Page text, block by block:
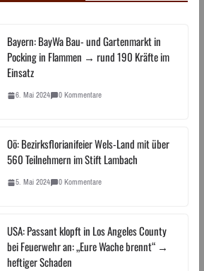
Bayern: BayWa Bau- und Gartenmarkt in
Pocking in Flammen → rund 190 Kräfte im
Einsatz
6. Mai 2024 0 Kommentare
Oö: Bezirksflorianifeier Wels-Land mit über
560 Teilnehmern im Stift Lambach
5. Mai 2024 0 Kommentare
USA: Passant klopft in Los Angeles County
bei Feuerwehr an: „Eure Wache brennt“ →
heftiger Schaden